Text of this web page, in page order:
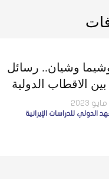
وشيان.. رسائل
بين الاقطاب الدولية
الدولي للدراسات الإيرانية